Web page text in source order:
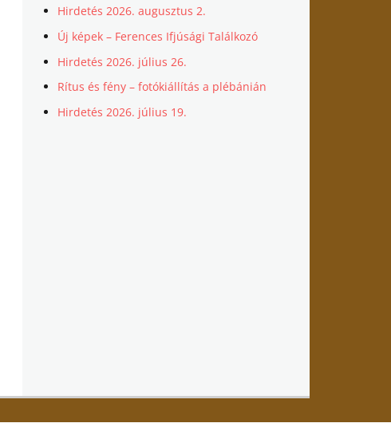
Hirdetés 2026. augusztus 2.
Új képek – Ferences Ifjúsági Találkozó
Hirdetés 2026. július 26.
Rítus és fény – fotókiállítás a plébánián
Hirdetés 2026. július 19.